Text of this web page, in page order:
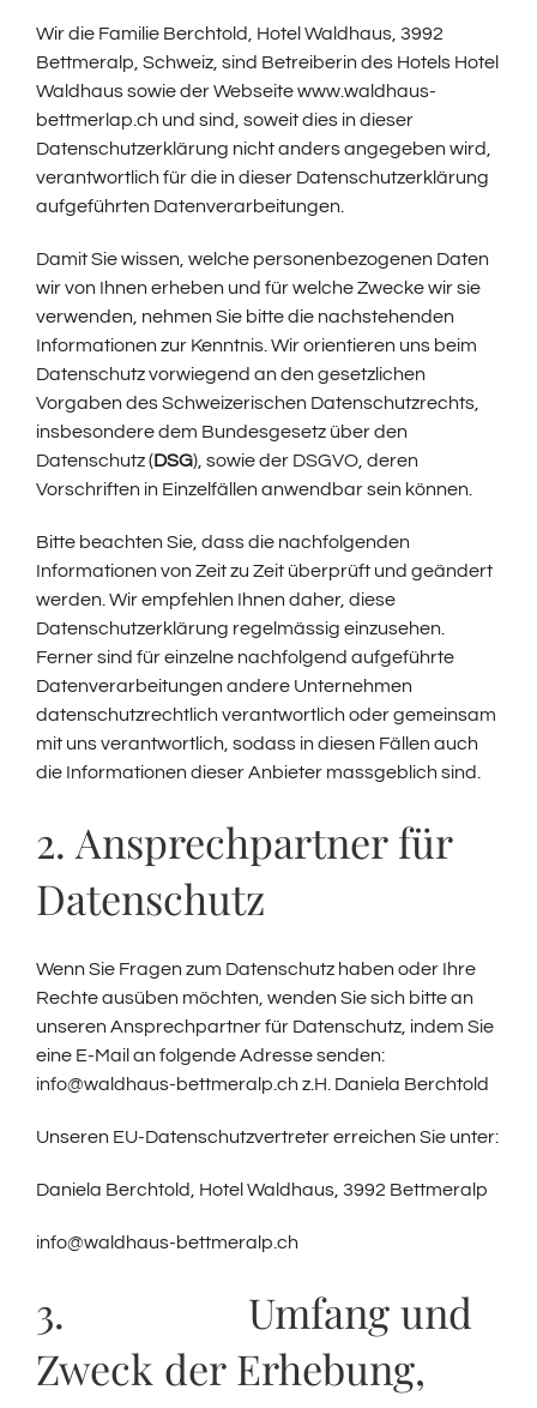
Wir die Familie Berchtold, Hotel Waldhaus, 3992
Bettmeralp, Schweiz, sind Betreiberin des Hotels Hotel
Waldhaus sowie der Webseite www.waldhaus-
bettmerlap.ch und sind, soweit dies in dieser
Datenschutzerklärung nicht anders angegeben wird,
verantwortlich für die in dieser Datenschutzerklärung
aufgeführten Datenverarbeitungen.
Damit Sie wissen, welche personenbezogenen Daten
wir von Ihnen erheben und für welche Zwecke wir sie
verwenden, nehmen Sie bitte die nachstehenden
Informationen zur Kenntnis. Wir orientieren uns beim
Datenschutz vorwiegend an den gesetzlichen
Vorgaben des Schweizerischen Datenschutzrechts,
insbesondere dem Bundesgesetz über den
Datenschutz (DSG), sowie der DSGVO, deren
Vorschriften in Einzelfällen anwendbar sein können.
Bitte beachten Sie, dass die nachfolgenden
Informationen von Zeit zu Zeit überprüft und geändert
werden. Wir empfehlen Ihnen daher, diese
Datenschutzerklärung regelmässig einzusehen.
Ferner sind für einzelne nachfolgend aufgeführte
Datenverarbeitungen andere Unternehmen
datenschutzrechtlich verantwortlich oder gemeinsam
mit uns verantwortlich, sodass in diesen Fällen auch
die Informationen dieser Anbieter massgeblich sind.
2. Ansprechpartner für
Datenschutz
Wenn Sie Fragen zum Datenschutz haben oder Ihre
Rechte ausüben möchten, wenden Sie sich bitte an
unseren Ansprechpartner für Datenschutz, indem Sie
eine E-Mail an folgende Adresse senden:
info@waldhaus-bettmeralp.ch z.H. Daniela Berchtold
Unseren EU-Datenschutzvertreter erreichen Sie unter:
Daniela Berchtold, Hotel Waldhaus, 3992 Bettmeralp
info@waldhaus-bettmeralp.ch
3. Umfang und
Zweck der Erhebung,